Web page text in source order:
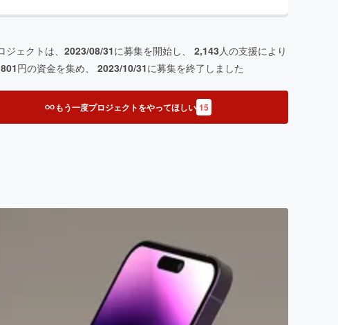
ジェクトは、 2023/08/31に募集を開始し、 2,143人の支援により
円の資金を集め、 2023/10/31に募集を終了しました
もう一度プロジェクトをやってほしい 15